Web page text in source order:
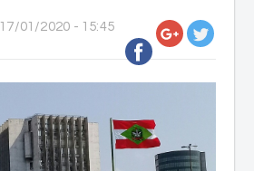
17/01/2020 - 15:45